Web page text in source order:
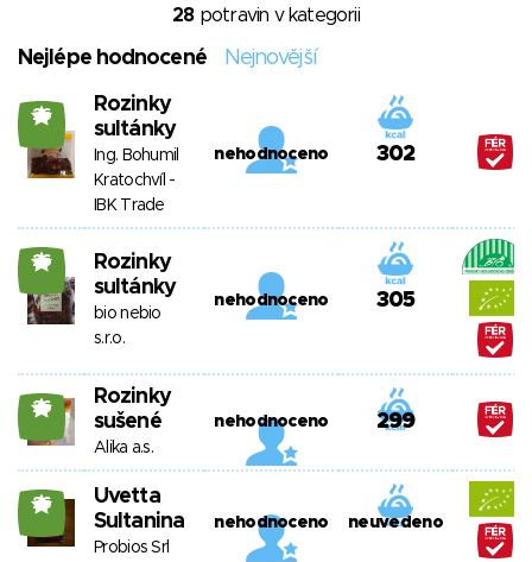
28potravin v kategorii
Nejlépe hodnocené Nejnovější
26
Rozinky
sultánky
Ing. Bohumil
Kratochvíl -
IBK Trade
nehodnoceno 302
26
Rozinky
sultánky
bio nebio
s.r.o.
nehodnoceno 305
26
Rozinky
sušené
Alika a.s.
nehodnoceno 299
26
Uvetta
Sultanina
Probios Srl
nehodnoceno neuvedeno